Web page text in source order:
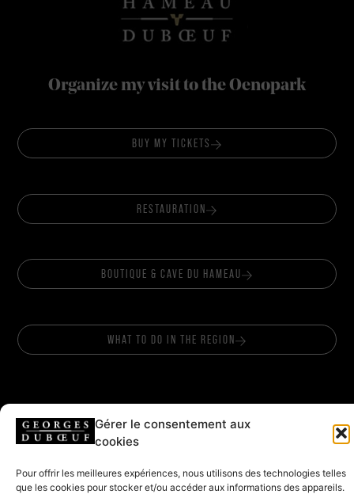
Gérer le consentement aux
cookies
Pour offrir les meilleures expériences, nous utilisons des technologies telles
que les cookies pour stocker et/ou accéder aux informations des appareils.
Organize my visit to the Oenopark
BUY MY TICKETS
RESTAURATION
BOUTIQUE & CAVE DU HAMEAU
WHAT TO DO IN THE REGION
FOLLOW US